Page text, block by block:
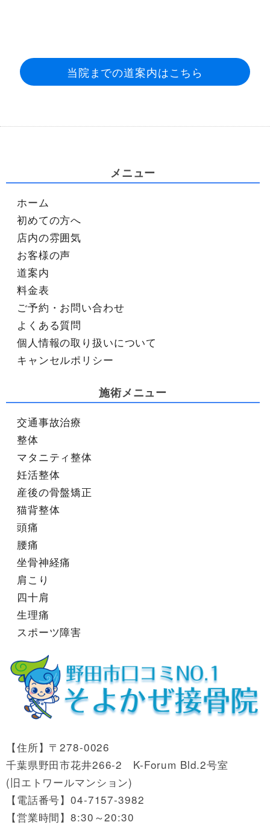
当院までの道案内はこちら
メニュー
ホーム
初めての方へ
店内の雰囲気
お客様の声
道案内
料金表
ご予約・お問い合わせ
よくある質問
個人情報の取り扱いについて
キャンセルポリシー
施術メニュー
交通事故治療
整体
マタニティ整体
妊活整体
産後の骨盤矯正
猫背整体
頭痛
腰痛
坐骨神経痛
肩こり
四十肩
生理痛
スポーツ障害
【住所】〒278-0026
千葉県野田市花井266-2 K-Forum Bld.2号室
(旧エトワールマンション)
【電話番号】04-7157-3982
【営業時間】8:30～20:30